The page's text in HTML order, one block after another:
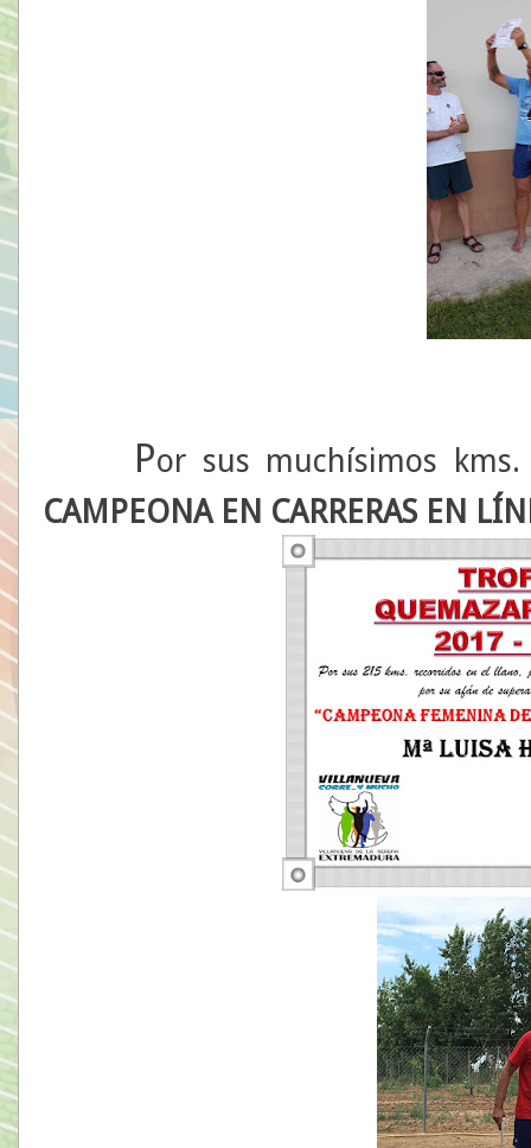
Por sus muchísimos
CAMPEONA EN CARRERAS EN